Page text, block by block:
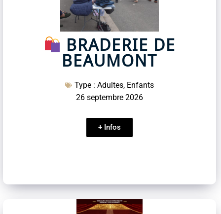
BRADERIE DE
BEAUMONT
Type : Adultes, Enfants
26 septembre 2026
+ Infos